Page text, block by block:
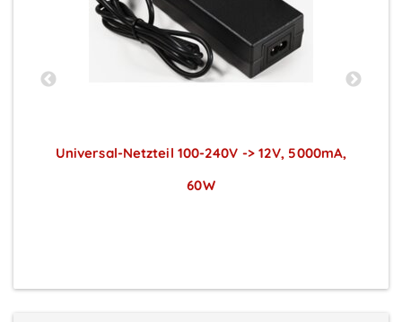
Universal-Netzteil 100-240V -> 12V, 5000mA,
60W